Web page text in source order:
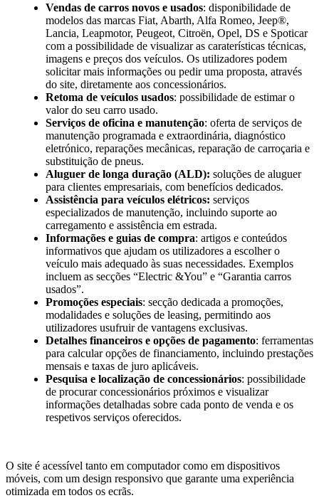
Vendas de carros novos e usados: disponibilidade de
modelos das marcas Fiat, Abarth, Alfa Romeo, Jeep®,
Lancia, Leapmotor, Peugeot, Citroën, Opel, DS e Spoticar
com a possibilidade de visualizar as caraterísticas técnicas,
imagens e preços dos veículos. Os utilizadores podem
solicitar mais informações ou pedir uma proposta, através
do site, diretamente aos concessionários.
Retoma de veículos usados: possibilidade de estimar o
valor do seu carro usado.
Serviços de oficina e manutenção: oferta de serviços de
manutenção programada e extraordinária, diagnóstico
eletrónico, reparações mecânicas, reparação de carroçaria e
substituição de pneus.
Aluguer de longa duração (ALD): soluções de aluguer
para clientes empresariais, com benefícios dedicados.
Assistência para veículos elétricos: serviços
especializados de manutenção, incluindo suporte ao
carregamento e assistência em estrada.
Informações e guias de compra: artigos e conteúdos
informativos que ajudam os utilizadores a escolher o
veículo mais adequado às suas necessidades. Exemplos
incluem as secções “Electric &You” e “Garantia carros
usados”.
Promoções especiais: secção dedicada a promoções,
modalidades e soluções de leasing, permitindo aos
utilizadores usufruir de vantagens exclusivas.
Detalhes financeiros e opções de pagamento: ferramentas
para calcular opções de financiamento, incluindo prestações
mensais e taxas de juro aplicáveis.
Pesquisa e localização de concessionários: possibilidade
de procurar concessionários próximos e visualizar
informações detalhadas sobre cada ponto de venda e os
respetivos serviços oferecidos.
O site é acessível tanto em computador como em dispositivos
móveis, com um design responsivo que garante uma experiência
otimizada em todos os ecrãs.